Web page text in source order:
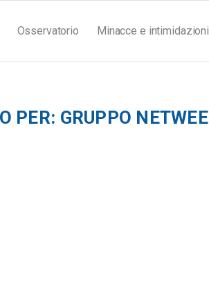
Osservatorio Minacce e intimidazioni
PER: GRUPPO